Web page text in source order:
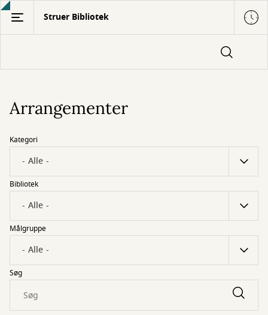
Gå
hovedindhold
Struer Bibliotek
Arrangementer
Kategori
Bibliotek
Målgruppe
Søg